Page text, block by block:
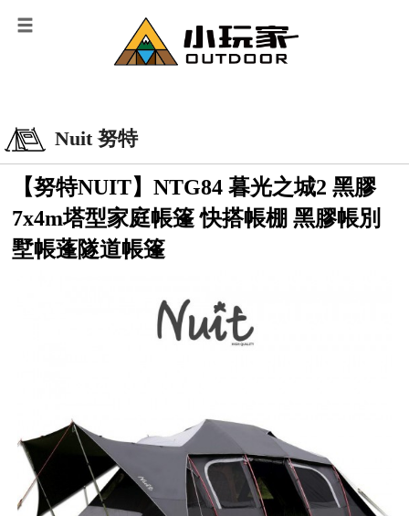
Nuit 努特
【努特NUIT】NTG84 暮光之城2 黑膠
7x4m塔型家庭帳篷 快搭帳棚 黑膠帳別
墅帳蓬隧道帳篷